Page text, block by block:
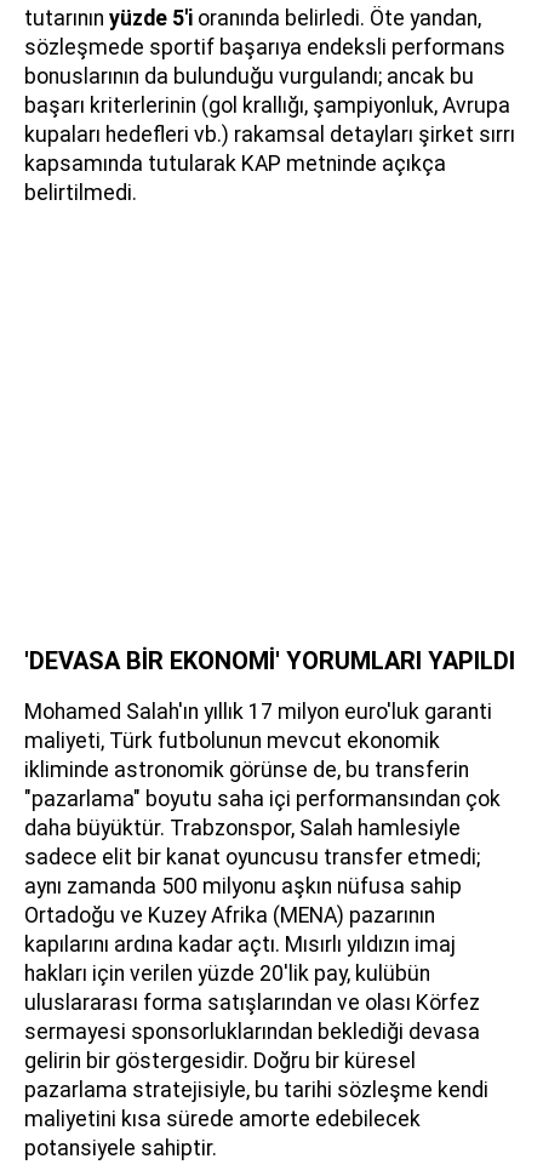
tutarının yüzde 5'i oranında belirledi. Öte yandan,
sözleşmede sportif başarıya endeksli performans
bonuslarının da bulunduğu vurgulandı; ancak bu
başarı kriterlerinin (gol krallığı, şampiyonluk, Avrupa
kupaları hedefleri vb.) rakamsal detayları şirket sırrı
kapsamında tutularak KAP metninde açıkça
belirtilmedi.
'DEVASA BİR EKONOMİ' YORUMLARI YAPILDI
Mohamed Salah'ın yıllık 17 milyon euro'luk garanti
maliyeti, Türk futbolunun mevcut ekonomik
ikliminde astronomik görünse de, bu transferin
"pazarlama" boyutu saha içi performansından çok
daha büyüktür. Trabzonspor, Salah hamlesiyle
sadece elit bir kanat oyuncusu transfer etmedi;
aynı zamanda 500 milyonu aşkın nüfusa sahip
Ortadoğu ve Kuzey Afrika (MENA) pazarının
kapılarını ardına kadar açtı. Mısırlı yıldızın imaj
hakları için verilen yüzde 20'lik pay, kulübün
uluslararası forma satışlarından ve olası Körfez
sermayesi sponsorluklarından beklediği devasa
gelirin bir göstergesidir. Doğru bir küresel
pazarlama stratejisiyle, bu tarihi sözleşme kendi
maliyetini kısa sürede amorte edebilecek
potansiyele sahiptir.